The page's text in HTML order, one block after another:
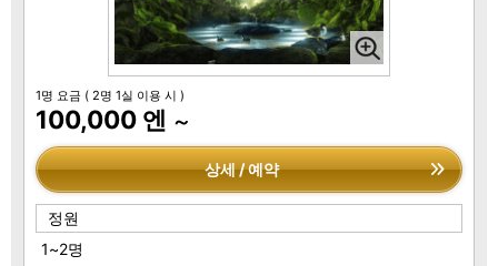
1명 요금 ( 2명 1실 이용 시 )
100,000 엔 ～
상세 / 예약
정원
1~2명